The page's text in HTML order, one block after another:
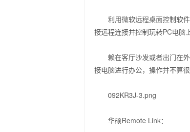
利用微软远程桌面控制软件
接远程连接并控制玩转PC电脑
赖在客厅沙发或者出门在外
接电脑进行办公，操作并不算
092KR3J-3.png
华硕Remote Link：